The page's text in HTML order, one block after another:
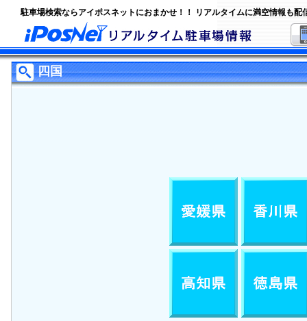
駐車場検索ならアイポスネットにおまかせ！！ リアルタイムに満空情報も配
四国